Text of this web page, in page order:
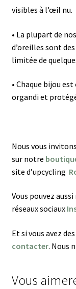
visibles à l’œil nu.
• La plupart de
d’oreilles sont
limitée de
• Chaque bijou
organdi et
Nous vous
sur notre
site d’upcycling
Vous pouvez
réseaux sociaux
Et si vous avez
contacter. Nous
Vous